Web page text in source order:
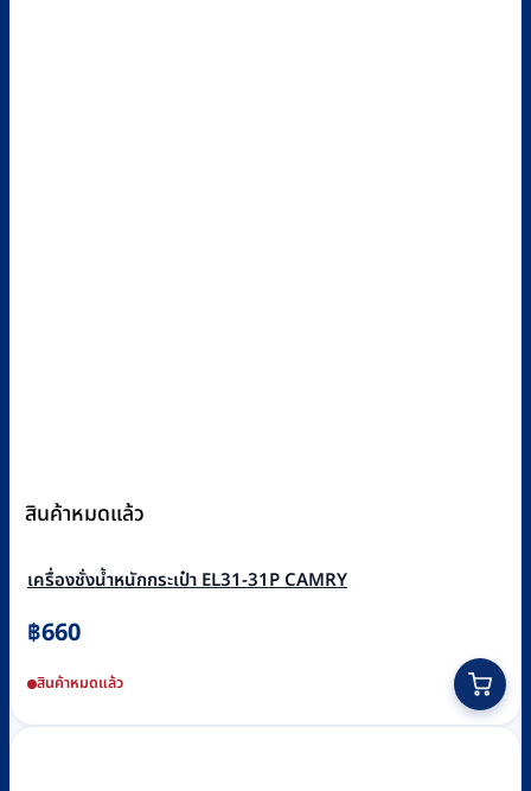
สินค้าหมดแล้ว
เครื่องชั่งน้ำหนักกระเป๋า EL31-31P CAMRY
฿660
สินค้าหมดแล้ว